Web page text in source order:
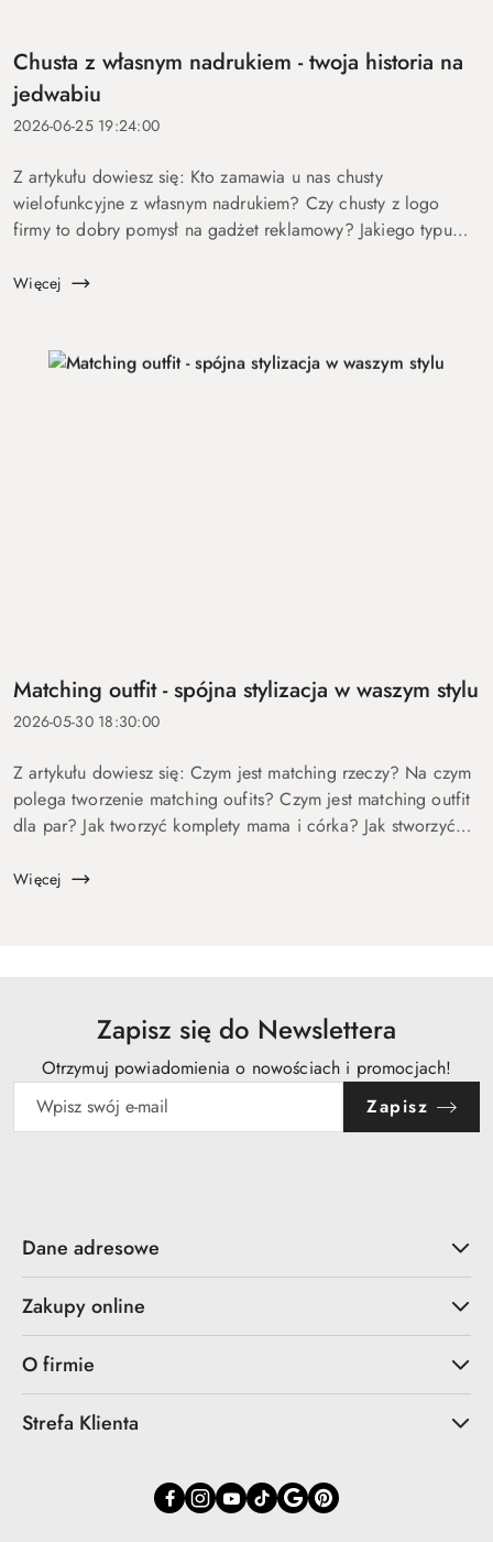
Chusta z własnym nadrukiem - twoja historia na
jedwabiu
2026-06-25 19:24:00
Z artykułu dowiesz się: Kto zamawia u nas chusty
wielofunkcyjne z własnym nadrukiem? Czy chusty z logo
firmy to dobry pomysł na gadżet reklamowy? Jakiego typu
Więcej
Matching outfit - spójna stylizacja w waszym stylu
2026-05-30 18:30:00
Z artykułu dowiesz się: Czym jest matching rzeczy? Na czym
polega tworzenie matching oufits? Czym jest matching outfit
dla par? Jak tworzyć komplety mama i córka? Jak stworzyć
ciekawego mechanizmu...
Więcej
Zapisz się do Newslettera
Otrzymuj powiadomienia o nowościach i promocjach!
Zapisz
Dane adresowe
Zakupy online
O firmie
Strefa Klienta